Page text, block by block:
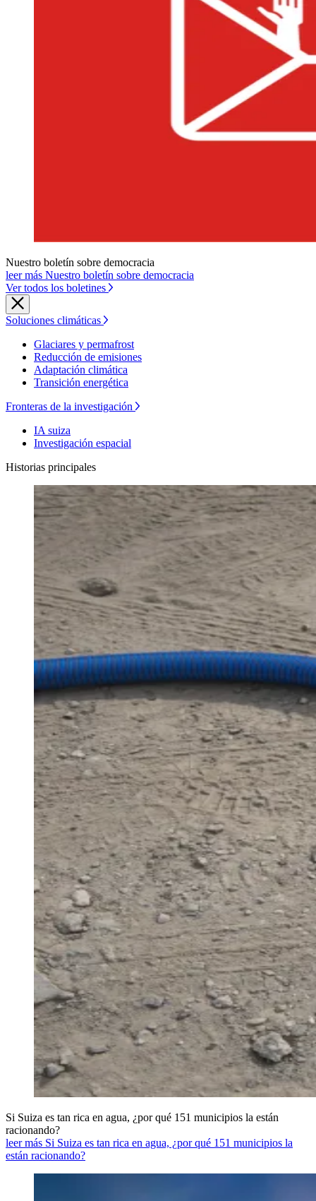
Nuestro boletín sobre democracia
leer más Nuestro boletín sobre democracia
Ver todos los boletines
Soluciones climáticas
Glaciares y permafrost
Reducción de emisiones
Adaptación climática
Transición energética
Fronteras de la investigación
IA suiza
Investigación espacial
Historias principales
Si Suiza es tan rica en agua, ¿por qué 151 municipios la están
racionando?
leer más Si Suiza es tan rica en agua, ¿por qué 151 municipios la
están racionando?